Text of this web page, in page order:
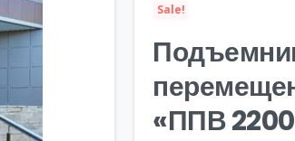
Sale!
«ППВ